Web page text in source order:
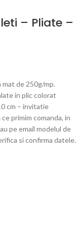
– Pliate –
de 250g/mp.
in plic colorat
cm – invitatie
primim comanda, in
pe email modelul de
si confirma datele.